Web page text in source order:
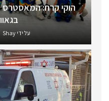
הוקי קרח: המאסטרס
על ידיShay